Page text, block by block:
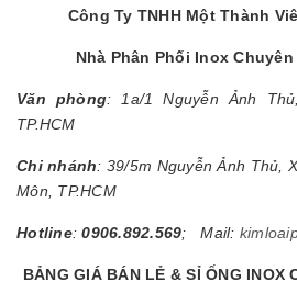
Công Ty TNHH Một Thành
Nhà Phân Phối Inox Chuyên
Văn phòng: 1a/1 Nguyễn Ảnh
TP.HCM
Chi nhánh: 39/5m Nguyễn Ảnh Thủ,
Môn, TP.HCM
Hotline:0906.892.569; Mail:
BẢNG GIÁ BÁN LẺ & SỈ ỐNG INOX